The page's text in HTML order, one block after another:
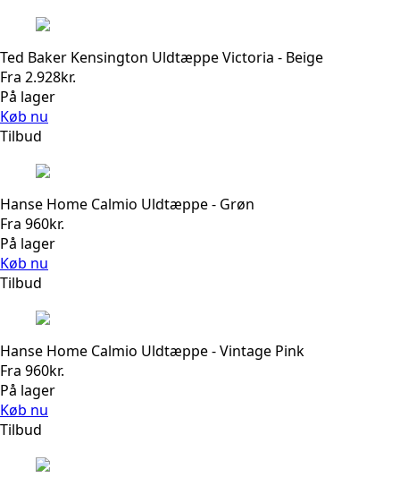
Ted Baker Kensington Uldtæppe Victoria - Beige
Fra 2.928kr.
På lager
Køb nu
Tilbud
Hanse Home Calmio Uldtæppe - Grøn
Fra 960kr.
På lager
Køb nu
Tilbud
Hanse Home Calmio Uldtæppe - Vintage Pink
Fra 960kr.
På lager
Køb nu
Tilbud